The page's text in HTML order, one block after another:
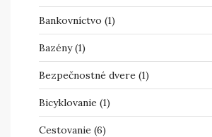
Bankovníctvo (1)
Bazény(1)
Bezpečnostné dvere (1)
Bicyklovanie (1)
Cestovanie (6)